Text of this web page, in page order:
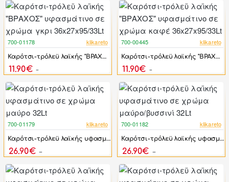
-36%
700-01178 klikareto
Καρότσι-τρόλεϋ λαϊκής "ΒΡΑΧΟΣ" υφασμάτινο σε χρώμα γκρι 36x27x95/33Lt
11.90€
-36%
700-00445 klikareto
Καρότσι-τρόλεϋ λαϊκής "ΒΡΑΧΟΣ" υφασμάτινο σε χρώμα καφέ 36x27x95/33Lt
11.90€
-49%
700-01179 klikareto
Καρότσι-τρόλεϋ λαϊκής υφασμάτινο σε χρώμα μαύρο 32Lt
26.90€
-49%
700-01182 klikareto
Καρότσι-τρόλεϋ λαϊκής υφασμάτινο σε χρώμα μαύρο/βυσσινί 32Lt
26.90€